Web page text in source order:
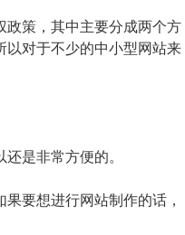
策，其中主要分成两个方
以对于不少的中小型网站来
是非常方便的。
要想进行网站制作的话，